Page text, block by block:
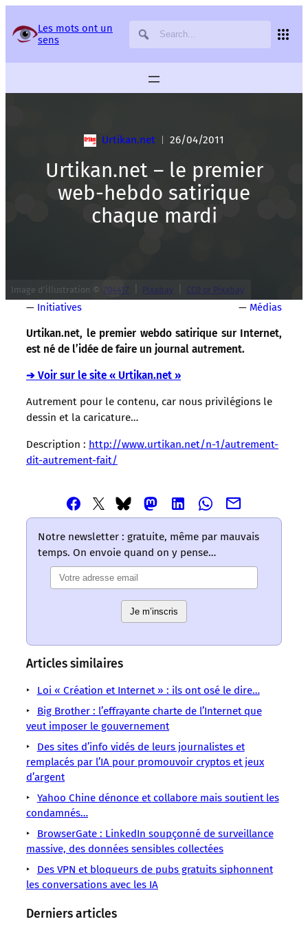
Les mots ont un
sens
Urtikan.net 26/04/2011
Urtikan.net – le premier
web-hebdo satirique
chaque mardi
Image d’illustration © 704417 Pixabay CC0 or Pixabay
— Initiatives — Médias
Urtikan.net, le premier webdo satirique sur Internet,
est né de l’idée de faire un journal autrement.
➔ Voir sur le site « Urtikan.net »
Autrement pour le contenu, car nous privilégions le
dessin et la caricature…
Description : http://www.urtikan.net/n-1/autrement-
dit-autrement-fait/
Partager
cet
article
–
Les
sens
LMOUS
Initiatives
Internet
Moteurs
de
recherche
Partager
cet
article
via
Twitter
–
un
sens
LMOUS
–
Internet
Navigateur
Internet
Partager
cet
article
via
Bluesky
–
Les
mots
un
sens
LMOUS
–
le
premier
webdo
Internet,
Partager
cet
article
via
Mastodon
Les
mots
ont
LMOUS
est
de
l’idée
faire
journal
Partager
cet
article
Linkedin
Les
mots
ont
LMOUS
autrement.
pour
le
car
Partager
cet
via
Les
LMOUS
–
nous
le
dessin
la
Partager
cet
article
Les
LMOUS
Description
http://
1/autrement-
autrement-
Notre newsletter : gratuite, même par mauvais
temps. On envoie quand on y pense…
Je m’inscris
Articles similaires
Loi « Création et Internet » : ils ont osé le dire…
Big Brother : l’effrayante charte de l’Internet que
veut imposer le gouvernement
Des sites d’info vidés de leurs journalistes et
remplacés par l’IA pour promouvoir cryptos et jeux
d’argent
Yahoo Chine dénonce et collabore mais soutient les
condamnés…
BrowserGate : LinkedIn soupçonné de surveillance
massive, des données sensibles collectées
Des VPN et bloqueurs de pubs gratuits siphonnent
les conversations avec les IA
Derniers articles
Panneau de gestion des services